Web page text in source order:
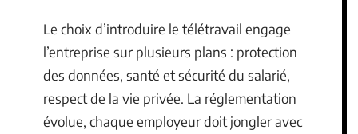
Le choix d’introduire le télétravail engage
l’entreprise sur plusieurs plans : protection
des données, santé et sécurité du salarié,
respect de la vie privée. La réglementation
évolue, chaque employeur doit jongler avec